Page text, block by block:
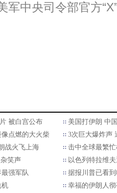
军中央司令部官方
被白宫公布
美国打伊朗 中
点燃的大火柴
3次巨大爆炸声
战火飞上海
击中全球最繁
笑声
以色列特拉维
强军队
据报川普已看
机
幸福的伊朗人